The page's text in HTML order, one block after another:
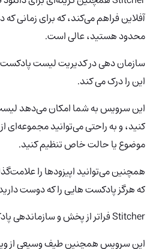
آفلاین فراهم می‌کند، که برای زمانی که
محدود هستید، عالی است.
سازمان دهی در کدیریت لیست
این را درک می کند.
این سرویس به شما امکان می‌دهد
کنید، و به راحتی می‌توانید
موضوع یا حالت خاص تنظیم کنید.
همچنین می‌توانید اپیزودها را
که هرگز پادکست هایی را که دوست
Stitcher فراتر از پخش و سازماندهی پادکست ها است.
این سرویس همچنین طیف وسیعی از